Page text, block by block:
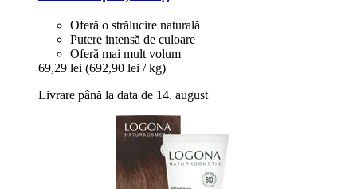
Oferă o strălucire naturală
Putere intensă de culoare
Oferă mai mult volum
69,29 lei (692,90 lei / kg)
Livrare până la data de 14. august